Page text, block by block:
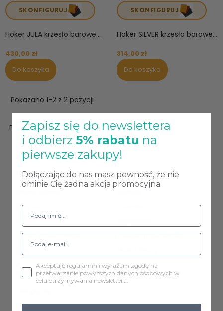
SKONFIGURUJ
Hoker JULA krzesło barowe...
430,00 zł
Do koszyka
SKONFIGURUJ
Hoker SILVER krzesło barowe...
314,00 zł
Do koszyka
Pokazano 1-2 z 2 pozycji
Powrót do góry 
INFORMACJE
Strona główna
Raty 0%
Koszty dostawy
Zwroty i reklamacje
POMOC
O firmie
Polityka prywatności
TWOJE KONTO
Zarejestruj się
Zapisz się do newslettera
i odbierz 5% rabatu na
pierwsze zakupy!
Dołączając do nas masz pewność, że nie
ominie Cię żadna akcja promocyjna.
Akceptuję regulamin i wyrażam zgodę na
przetwarzanie powyższych danych osobowych w
celu otrzymywania newslettera.